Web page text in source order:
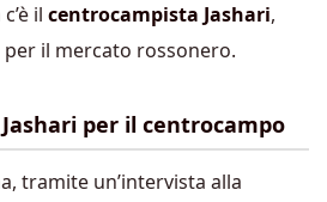
il centrocampista Jashari,
il mercato rossonero.
per il centrocampo
tramite un’intervista alla